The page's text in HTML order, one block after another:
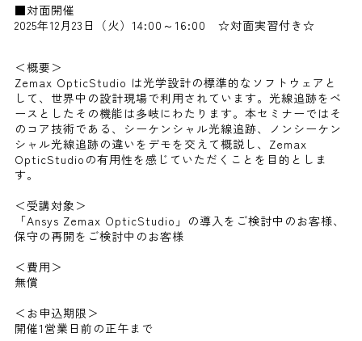
■対面開催
2025年12月23日（火）14:00～16:00 ☆対面実習付き☆
＜概要＞
Zemax OpticStudio は光学設計の標準的なソフトウェアと
して、世界中の設計現場で利用されています。光線追跡をベ
ースとしたその機能は多岐にわたります。本セミナーではそ
のコア技術である、シーケンシャル光線追跡、ノンシーケン
シャル光線追跡の違いをデモを交えて概説し、Zemax
OpticStudioの有用性を感じていただくことを目的としま
す。
＜受講対象＞
「Ansys Zemax OpticStudio」の導入をご検討中のお客様、
保守の再開をご検討中のお客様
＜費用＞
無償
＜お申込期限＞
開催1営業日前の正午まで